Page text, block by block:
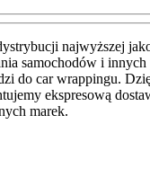
najwyższej
samochodów i innych
do car wrappingu.
ekspresową
marek.